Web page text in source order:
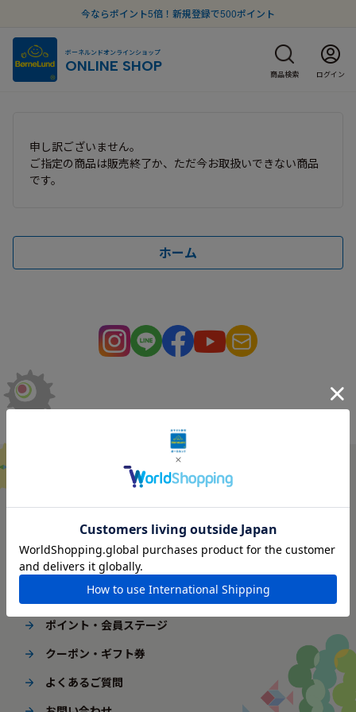
今ならポイント5倍！新規登録で500ポイント
ボーネルンドオンラインショップ
ONLINE SHOP 商品検索 ログイン
申し訳ございません。
ご指定の商品は販売終了か、ただ今お取扱いできない商品
です。
ホーム
ご利用ガイド
はじめてご利用の方へ
配送・送料
ギフト包装
ポイント・会員ステージ
クーポン・ギフト券
よくあるご質問